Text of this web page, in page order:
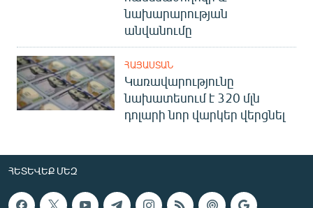
նախարարության
անվանումը
ՀԱՅԱՍՏԱՆ
Կառավարությունը
նախատեսում է 320 մլն
դոլարի նոր վարկեր վերցնել
ՀԵՏԵՎԵՔ ՄԵԶ